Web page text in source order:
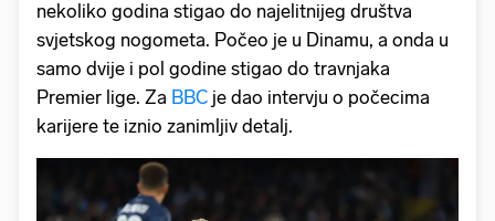
nekoliko godina stigao do najelitnijeg društva
svjetskog nogometa. Počeo je u Dinamu, a onda u
samo dvije i pol godine stigao do travnjaka
Premier lige. Za BBC je dao intervju o počecima
karijere te iznio zanimljiv detalj.